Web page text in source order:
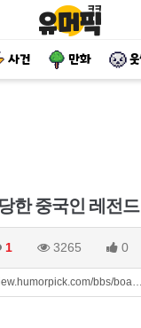
사건 만화
한 중국인 레전드
1 3265 0
bbs/boa…